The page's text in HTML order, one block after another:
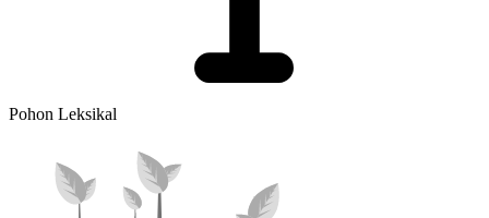
Pohon Leksikal